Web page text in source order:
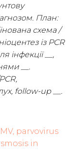
План:
схема /
із PCR
інфекції __,
__.
follow-up __.
parvovirus
in